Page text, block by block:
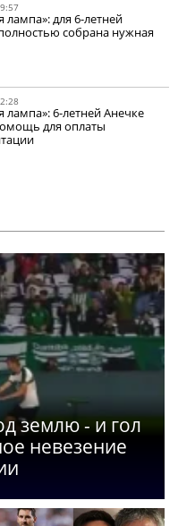
лампа»: для 6-летней
собрана нужная
лампа»: 6-летней Анечке
для оплаты
землю - и гол
невезение